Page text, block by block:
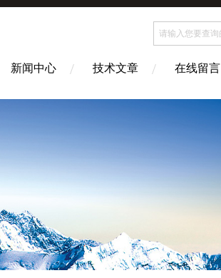
新闻中心 技术文章 在线留言